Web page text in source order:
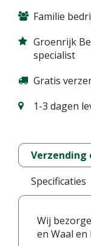
Familie
Groenrijk
specialist
Gratis
1-3 dagen
Verzending
Specificaties
Wij
en Waal en